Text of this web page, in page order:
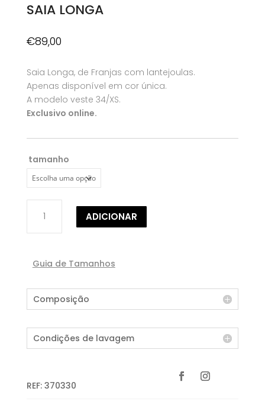
SAIA LONGA
€89,00
Saia Longa, de Franjas com lantejoulas.
Apenas disponível em cor única.
A modelo veste 34/XS.
Exclusivo online.
tamanho
Quantidade
SAIA
ADICIONAR
Guia de Tamanhos
Composição
Condições de lavagem
REF: 370330